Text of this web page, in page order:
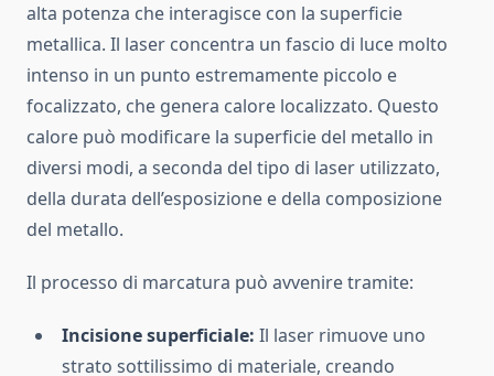
alta potenza che interagisce con la superficie
metallica. Il laser concentra un fascio di luce molto
intenso in un punto estremamente piccolo e
focalizzato, che genera calore localizzato. Questo
calore può modificare la superficie del metallo in
diversi modi, a seconda del tipo di laser utilizzato,
della durata dell’esposizione e della composizione
del metallo.
Il processo di marcatura può avvenire tramite:
Incisione superficiale: Il laser rimuove uno
strato sottilissimo di materiale, creando